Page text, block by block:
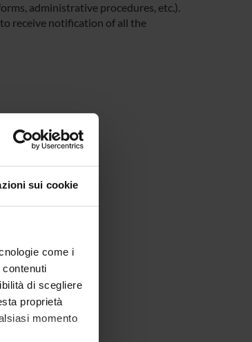
sui cookie
come i
di scegliere
proprietà
momento
administrative procedures, etc.).
receive notification of all the